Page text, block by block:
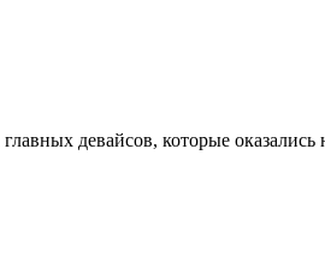
девайсов, которые